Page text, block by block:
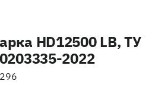
HD12500 LB, ТУ
2022